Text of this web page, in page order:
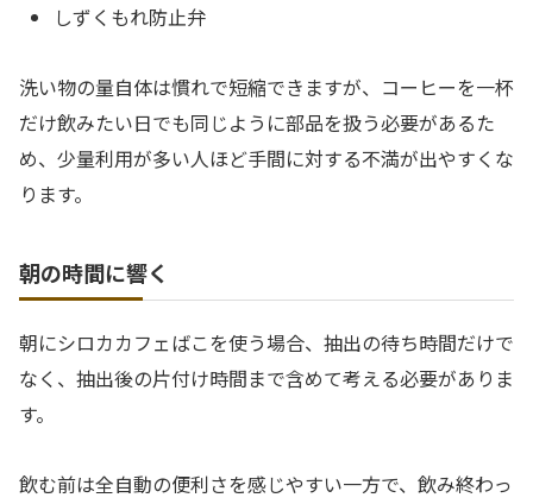
しずくもれ防止弁
洗い物の量自体は慣れで短縮できますが、コーヒーを一杯
だけ飲みたい日でも同じように部品を扱う必要があるた
め、少量利用が多い人ほど手間に対する不満が出やすくな
ります。
朝の時間に響く
朝にシロカカフェばこを使う場合、抽出の待ち時間だけで
なく、抽出後の片付け時間まで含めて考える必要がありま
す。
飲む前は全自動の便利さを感じやすい一方で、飲み終わっ